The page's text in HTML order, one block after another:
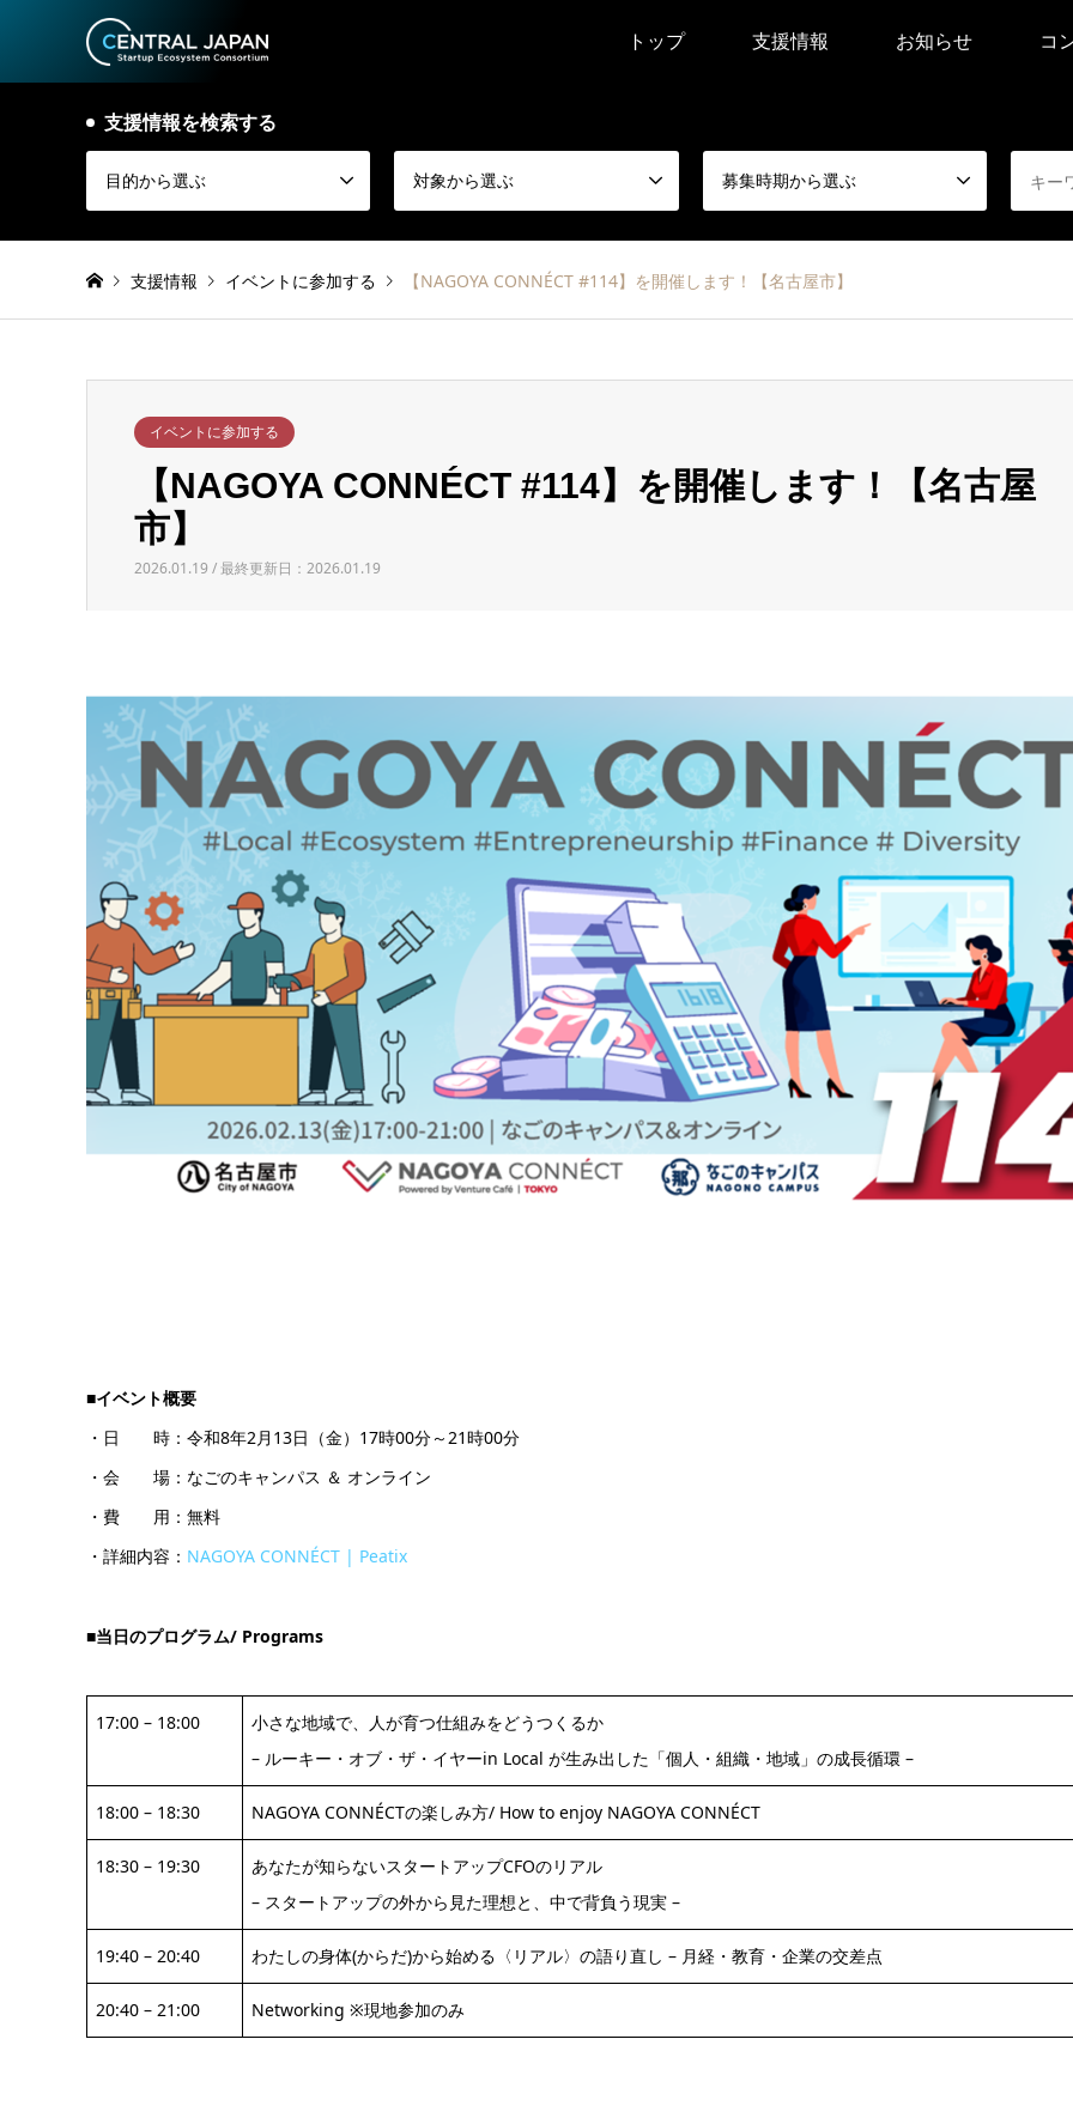
トップ 支援情報 お知らせ コ
支援情報を検索する
目的から選ぶ 対象から選ぶ 募集時期から選ぶ
支援情報 イベントに参加する 【NAGOYA CONNÉCT #114】を開催します！【名古屋市】
イベントに参加する
【NAGOYA CONNÉCT #114】を開催します！【名古屋
市】
2026.01.19 / 最終更新日：2026.01.19
■イベント概要
・日 時：令和8年2月13日（金）17時00分～21時00分
・会 場：なごのキャンパス ＆ オンライン
・費 用：無料
・詳細内容： NAGOYA CONNÉCT | Peatix
■当日のプログラム/ Programs
17:00 – 18:00
小さな地域で、人が育つ仕組みをどうつくるか
– ルーキー・オブ・ザ・イヤーin Local が生み出した「個人・組織・地域」の成長循環 –
18:00 – 18:30 NAGOYA CONNÉCTの楽しみ方/ How to enjoy NAGOYA CONNÉCT
18:30 – 19:30
あなたが知らないスタートアップCFOのリアル
– スタートアップの外から見た理想と、中で背負う現実 –
19:40 – 20:40 わたしの身体(からだ)から始める〈リアル〉の語り直し – 月経・教育・企業の交差点
20:40 – 21:00 Networking ※現地参加のみ